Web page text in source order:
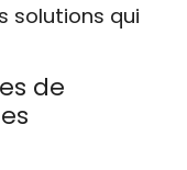
solutions qui
de